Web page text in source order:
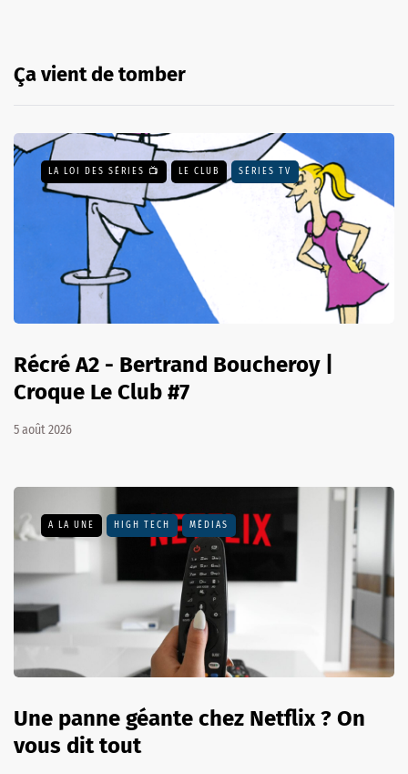
Ça vient de tomber
LA LOI DES SÉRIES 📺 LE CLUB SÉRIES TV
Récré A2 - Bertrand Boucheroy |
Croque Le Club #7
5 août 2026
A LA UNE HIGH TECH MÉDIAS
Une panne géante chez Netflix ? On
vous dit tout